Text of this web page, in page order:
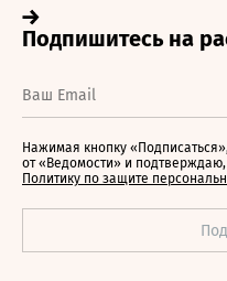
Нажимая кнопку
от «Ведомости» и
Политику по защите